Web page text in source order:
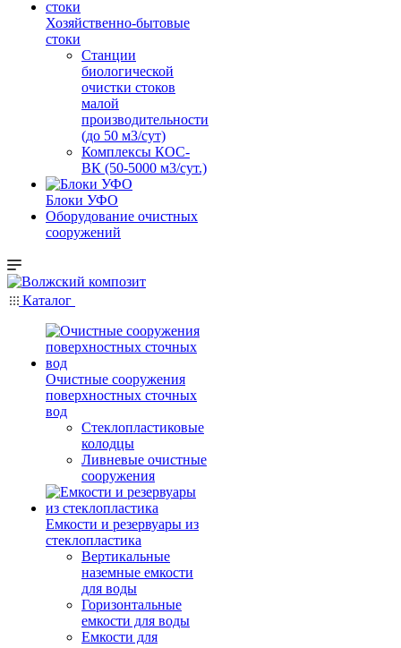
Хозяйственно-бытовые
стоки
Станции
биологической
очистки стоков
малой
производительности
(до 50 м3/сут)
Комплексы КОС-
ВК (50-5000 м3/сут.)
Блоки УФО
Оборудование очистных
сооружений
Каталог
Очистные сооружения
поверхностных сточных
вод
Стеклопластиковые
колодцы
Ливневые очистные
сооружения
Емкости и резервуары из
стеклопластика
Вертикальные
наземные емкости
для воды
Горизонтальные
емкости для воды
Емкости для